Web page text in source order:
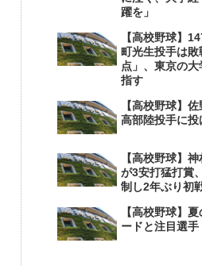
躍を」
【高校野球】
町光生投手は
点」、東京の大
指す
【高校野球】
高部陸投手に投
【高校野球】
が3安打猛打賞
制し2年ぶり初
【高校野球】
ードと注目選手